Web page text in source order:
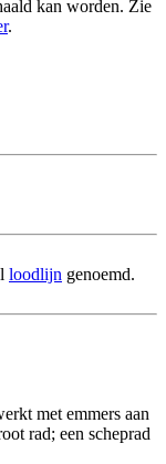
kan worden. Zie
.
loodlijn genoemd.
met emmers aan
rad; een scheprad